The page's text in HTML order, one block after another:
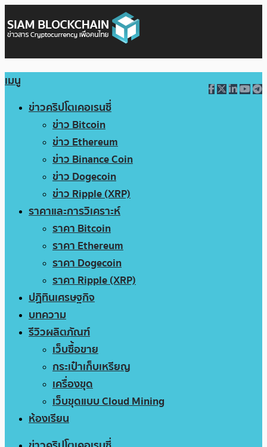
เมนู
ข่าวคริปโตเคอเรนซี่
ข่าว Bitcoin
ข่าว Ethereum
ข่าว Binance Coin
ข่าว Dogecoin
ข่าว Ripple (XRP)
ราคาและการวิเคราะห์
ราคา Bitcoin
ราคา Ethereum
ราคา Dogecoin
ราคา Ripple (XRP)
ปฏิทินเศรษฐกิจ
บทความ
รีวิวผลิตภัณฑ์
เว็บซื้อขาย
กระเป๋าเก็บเหรียญ
เครื่องขุด
เว็บขุดแบบ Cloud Mining
ห้องเรียน